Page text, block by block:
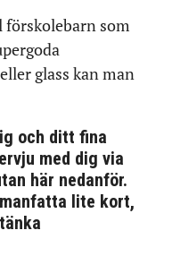
förskolebarn som
glass kan man
och ditt fina
med dig via
här nedanför.
lite kort,